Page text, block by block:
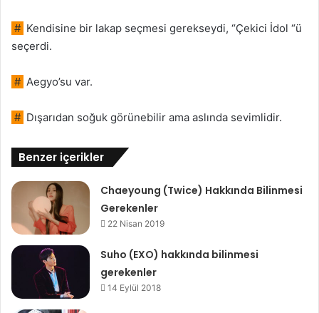
# Kendisine bir lakap seçmesi gerekseydi, “Çekici İdol “ü
seçerdi.
# Aegyo’su var.
# Dışarıdan soğuk görünebilir ama aslında sevimlidir.
Benzer içerikler
Chaeyoung (Twice) Hakkında Bilinmesi
Gerekenler
22 Nisan 2019
Suho (EXO) hakkında bilinmesi
gerekenler
14 Eylül 2018